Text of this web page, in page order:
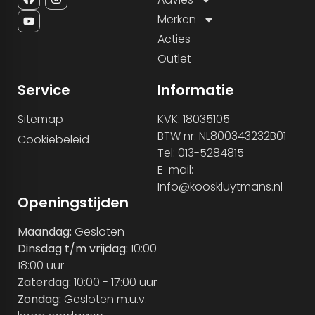
Merken
Acties
Outlet
Service
Sitemap
Cookiebeleid
Informatie
KVK: 18035105
BTW nr: NL800343232B01
Tel: 013-5284815
E-mail:
Info@kooskluytmans.nl
Openingstijden
Maandag: Gesloten
Dinsdag t/m vrijdag: 10:00 -
18:00 uur
Zaterdag: 10:00 - 17:00 uur
Zondag: Gesloten m.u.v.